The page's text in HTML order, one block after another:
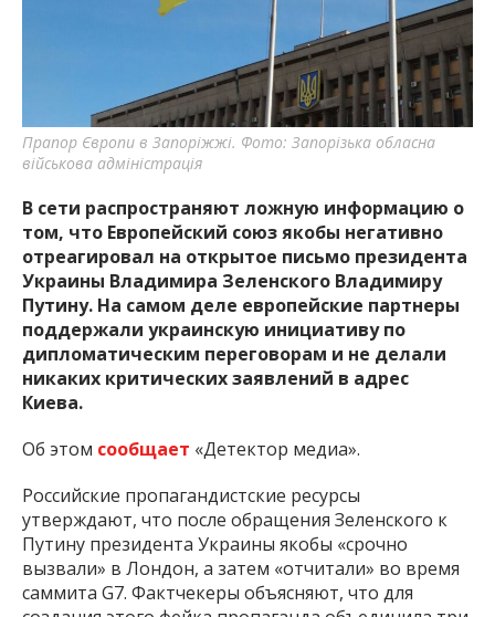
важную информацию о событиях
города Запорожья и области.
Прапор Європи в Запоріжжі. Фото: Запорізька обласна
військова адміністрація
В сети распространяют ложную информацию о
том, что Европейский союз якобы негативно
отреагировал на открытое письмо президента
Украины Владимира Зеленского Владимиру
Путину. На самом деле европейские партнеры
поддержали украинскую инициативу по
дипломатическим переговорам и не делали
никаких критических заявлений в адрес
Киева.
Об этом сообщает «Детектор медиа».
Российские пропагандистские ресурсы
утверждают, что после обращения Зеленского к
Путину президента Украины якобы «срочно
вызвали» в Лондон, а затем «отчитали» во время
саммита G7. Фактчекеры объясняют, что для